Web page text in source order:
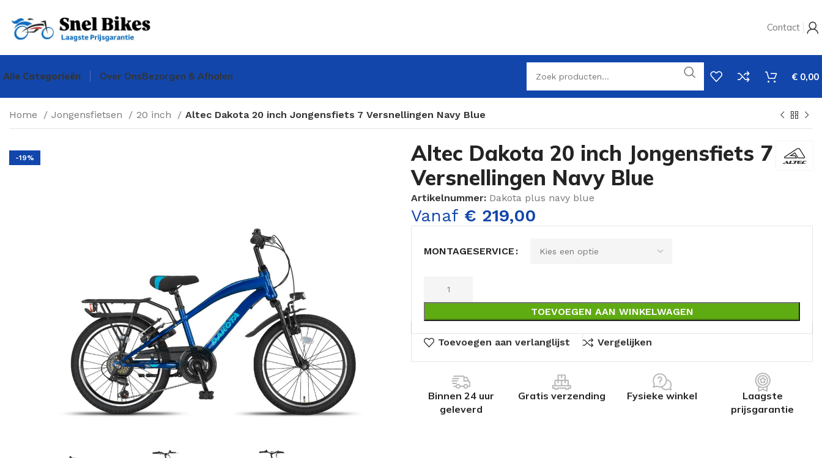
Contact
Alle Categorieën Over OnsBezorgen & Afhalen € 0,00
Home Jongensfietsen 20 inch Altec Dakota 20 inch Jongensfiets 7 Versnellingen Navy Blue
-19%
Altec Dakota 20 inch Jongensfiets 7
Versnellingen Navy Blue
Artikelnummer: Dakota plus navy blue
Vanaf € 219,00
MONTAGESERVICE
TOEVOEGEN AAN WINKELWAGEN
Toevoegen aan verlanglijst Vergelijken
Binnen 24 uur
geleverd
Gratis verzending Fysieke winkel
Laagste
prijsgarantie